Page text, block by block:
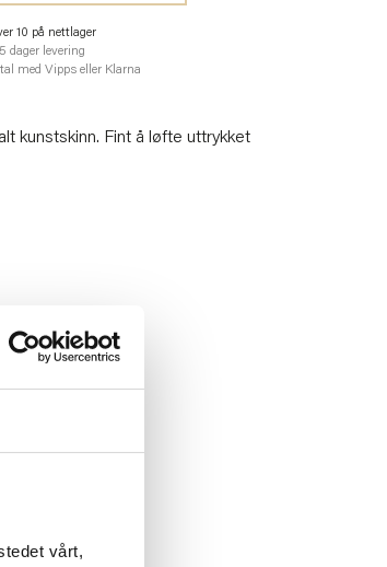
vårt,
10 på nettlager
dager levering
med Vipps eller Klarna
kunstskinn. Fint å løfte uttrykket